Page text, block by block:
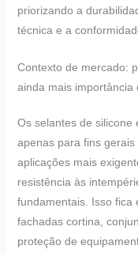
priorizando a
técnica e a
Contexto de mercado:
ainda mais importância
Os selantes de silicone
apenas para fins
aplicações mais
resistência às
fundamentais. Isso fica
fachadas cortina,
proteção de